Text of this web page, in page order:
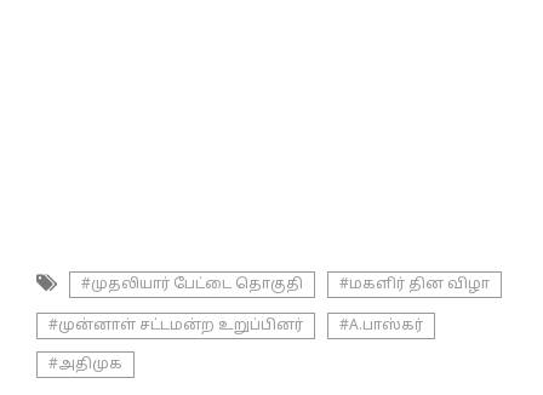
#முதலியார் பேட்டை தொகுதி #மகளிர் தின விழா
#முன்னாள் சட்டமன்ற உறுப்பினர் #A.பாஸ்கர்
#அதிமுக